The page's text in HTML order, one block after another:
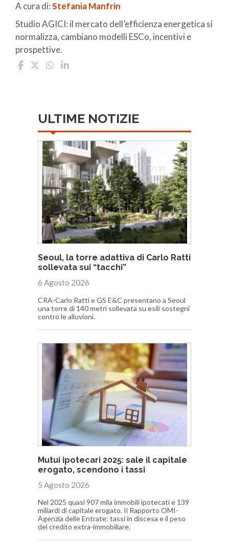
A cura di:Stefania Manfrin
Studio AGICI: il mercato dell’efficienza energetica si
normalizza, cambiano modelli ESCo, incentivi e
prospettive.
ULTIME NOTIZIE
Seoul, la torre adattiva di Carlo Ratti
sollevata sui “tacchi”
6 Agosto 2026
CRA-Carlo Ratti e GS E&C presentano a Seoul
una torre di 140 metri sollevata su esili sostegni
contro le alluvioni.
Mutui ipotecari 2025: sale il capitale
erogato, scendono i tassi
5 Agosto 2026
Nel 2025 quasi 907 mila immobili ipotecati e 139
miliardi di capitale erogato. Il Rapporto OMI-
Agenzia delle Entrate: tassi in discesa e il peso
del credito extra-immobiliare.